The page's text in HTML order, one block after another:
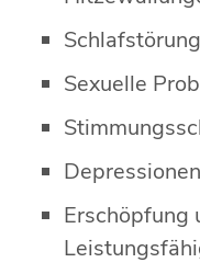
Sexuelle
Depressionen
Erschöpfung